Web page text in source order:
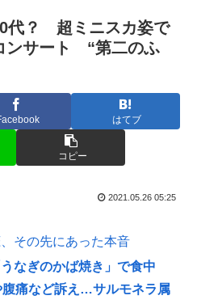
代？ 超ミニスカ姿で
ンサート “第二のふ
はてブ
コピー
2021.05.26 05:25
その先にあった本音
なぎのかば焼き」で食中
痛など訴え…サルモネラ属